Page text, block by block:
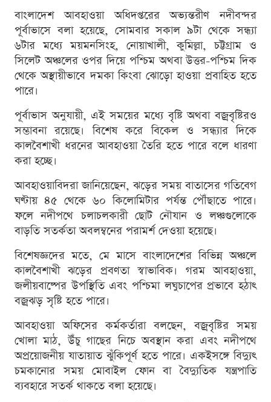
বাংলাদেশ আবহাওয়া অধিদপ্তরের অভ্যন্তরীণ নদীবন্দর
পূর্বাভাসে বলা হয়েছে, সোমবার সকাল ৯টা থেকে সন্ধ্যা
৬টার মধ্যে ময়মনসিংহ, নোয়াখালী, কুমিল্লা, চট্টগ্রাম ও
সিলেট অঞ্চলের ওপর দিয়ে পশ্চিম অথবা উত্তর-পশ্চিম দিক
থেকে অস্থায়ীভাবে দমকা কিংবা ঝোড়ো হাওয়া প্রবাহিত হতে
পারে।
পূর্বাভাস অনুযায়ী, এই সময়ের মধ্যে বৃষ্টি অথবা বজ্রবৃষ্টিরও
সম্ভাবনা রয়েছে। বিশেষ করে বিকেল ও সন্ধ্যার দিকে
কালবৈশাখী ধরনের আবহাওয়া তৈরি হতে পারে বলে ধারণা
করা হচ্ছে।
আবহাওয়াবিদরা জানিয়েছেন, ঝড়ের সময় বাতাসের গতিবেগ
ঘণ্টায় ৪৫ থেকে ৬০ কিলোমিটার পর্যন্ত পৌঁছাতে পারে।
ফলে নদীপথে চলাচলকারী ছোট নৌযান ও লঞ্চগুলোকে
বাড়তি সতর্কতা অবলম্বনের পরামর্শ দেওয়া হয়েছে।
বিশেষজ্ঞদের মতে, মে মাসে বাংলাদেশের বিভিন্ন অঞ্চলে
কালবৈশাখী ঝড়ের প্রবণতা স্বাভাবিক। গরম আবহাওয়া,
জলীয়বাষ্পের উপস্থিতি এবং পশ্চিমা লঘুচাপের প্রভাবে হঠাৎ
বজ্রঝড় সৃষ্টি হতে পারে।
আবহাওয়া অফিসের কর্মকর্তারা বলছেন, বজ্রবৃষ্টির সময়
খোলা মাঠ, উঁচু গাছের নিচে অবস্থান করা এবং নদীপথে
অপ্রয়োজনীয় যাতায়াত ঝুঁকিপূর্ণ হতে পারে। একইসঙ্গে বিদ্যুৎ
চমকানোর সময় মোবাইল ফোন বা বৈদ্যুতিক যন্ত্রপাতি
ব্যবহারে সতর্ক থাকতে বলা হয়েছে।